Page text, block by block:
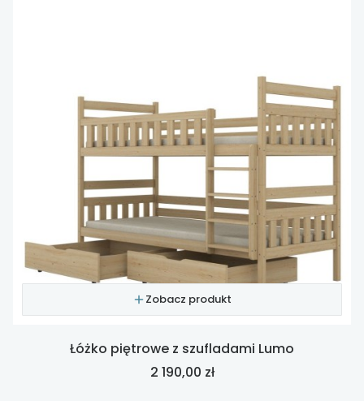
Zobacz produkt
Łóżko piętrowe z szufladami Lumo
Cena
2 190,00 zł